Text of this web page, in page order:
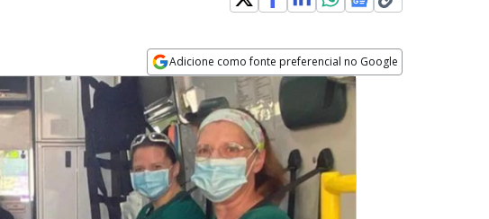
Adicione como fonte preferencial no Google
Opens in new window